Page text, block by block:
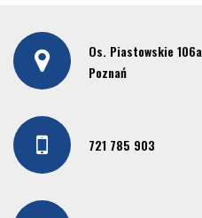
Os. Piastowskie 106a
Poznań
721 785 903